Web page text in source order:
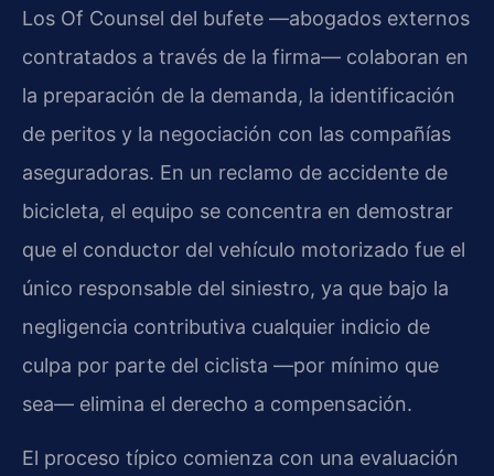
Los Of Counsel del bufete —abogados externos
contratados a través de la firma— colaboran en
la preparación de la demanda, la identificación
de peritos y la negociación con las compañías
aseguradoras. En un reclamo de accidente de
bicicleta, el equipo se concentra en demostrar
que el conductor del vehículo motorizado fue el
único responsable del siniestro, ya que bajo la
negligencia contributiva cualquier indicio de
culpa por parte del ciclista —por mínimo que
sea— elimina el derecho a compensación.
El proceso típico comienza con una evaluación